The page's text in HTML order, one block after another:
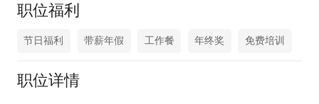
职位福利
节日福利 带薪年假 工作餐 年终奖 免费培训
职位详情